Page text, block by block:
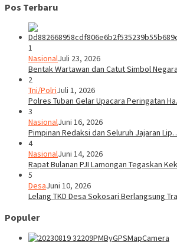
Pos Terbaru
1
NasionalJuli 23, 2026
Bentak Wartawan dan Catut Simbol
2
Tni/PolriJuli 1, 2026
Polres Tuban Gelar Upacara Peringatan
3
NasionalJuni 16, 2026
Pimpinan Redaksi dan Seluruh Jajaran
4
NasionalJuni 14, 2026
Rapat Bulanan PJI Lamongan Tegaskan
5
DesaJuni 10, 2026
Lelang TKD Desa Sokosari Berlangsung
Populer